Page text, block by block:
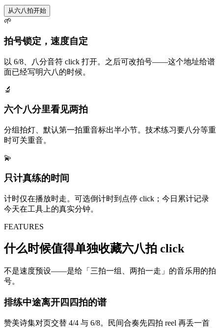
从六八拍开始
🌱
拍号锁定，速度自定
以 6/8、八分音符 click 打开。之后可改拍号——这个地址给谱
面已经写明六八的时候。
🔬
六个八分里看见两拍
分组拍灯、默认第一拍重音标出半小节。技术练习要八分等重
时可关重音。
💫
只计真练的时间
计时仅在播放时走。可选倒计时到点停 click；今日累计记录
今天在工具上的真实分钟。
FEATURES
什么时候值得单独收藏六八拍 click
不是速度预设——是给「三拍一组、两拍一走」的音乐用的拍
号。
排练中途离开四四拍的谱
赞美诗集对页交替 4/4 与 6/8。民间合奏先四拍 reel 再丢一首